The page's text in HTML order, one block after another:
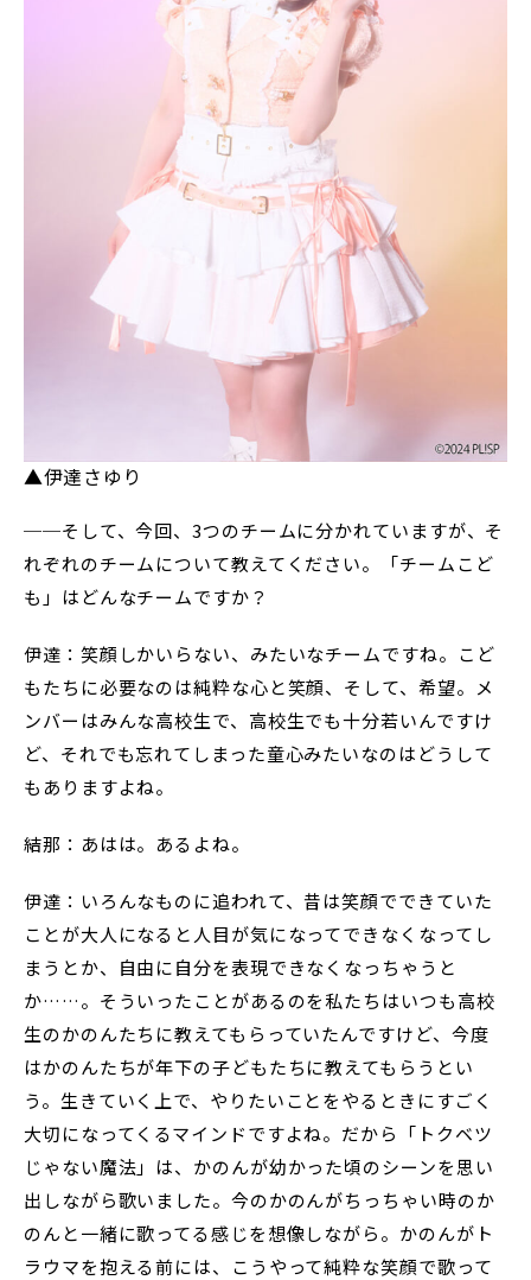
▲伊達さゆり
──そして、今回、3つのチームに分かれていますが、そ
れぞれのチームについて教えてください。「チームこど
も」はどんなチームですか？
伊達：笑顔しかいらない、みたいなチームですね。こど
もたちに必要なのは純粋な心と笑顔、そして、希望。メ
ンバーはみんな高校生で、高校生でも十分若いんですけ
ど、それでも忘れてしまった童心みたいなのはどうして
もありますよね。
結那：あはは。あるよね。
伊達：いろんなものに追われて、昔は笑顔でできていた
ことが大人になると人目が気になってできなくなってし
まうとか、自由に自分を表現できなくなっちゃうと
か……。そういったことがあるのを私たちはいつも高校
生のかのんたちに教えてもらっていたんですけど、今度
はかのんたちが年下の子どもたちに教えてもらうとい
う。生きていく上で、やりたいことをやるときにすごく
大切になってくるマインドですよね。だから「トクベツ
じゃない魔法」は、かのんが幼かった頃のシーンを思い
出しながら歌いました。今のかのんがちっちゃい時のか
のんと一緒に歌ってる感じを想像しながら。かのんがト
ラウマを抱える前には、こうやって純粋な笑顔で歌って